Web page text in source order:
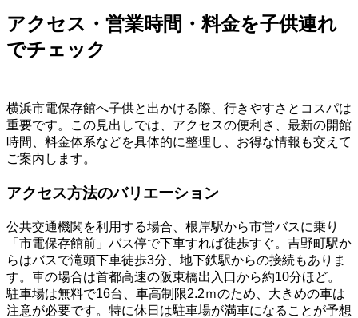
アクセス・営業時間・料金を子供連れ
でチェック
横浜市電保存館へ子供と出かける際、行きやすさとコスパは
重要です。この見出しでは、アクセスの便利さ、最新の開館
時間、料金体系などを具体的に整理し、お得な情報も交えて
ご案内します。
アクセス方法のバリエーション
公共交通機関を利用する場合、根岸駅から市営バスに乗り
「市電保存館前」バス停で下車すれば徒歩すぐ。吉野町駅か
らはバスで滝頭下車徒歩3分、地下鉄駅からの接続もありま
す。車の場合は首都高速の阪東橋出入口から約10分ほど。
駐車場は無料で16台、車高制限2.2ｍのため、大きめの車は
注意が必要です。特に休日は駐車場が満車になることが予想